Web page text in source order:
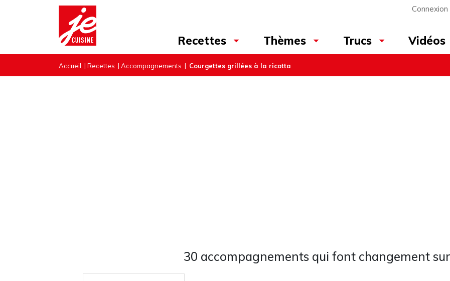
Connexion
Recettes Thèmes Trucs Vidéos
Accueil | Recettes | Accompagnements | Courgettes grillées à la ricotta
30 accompagnements qui font changement